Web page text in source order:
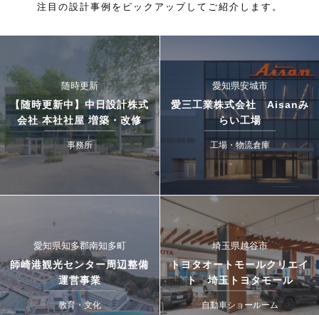
注目の設計事例をピックアップしてご紹介します。
随時更新
【随時更新中】中日設計株式
会社 本社社屋 増築・改修
事務所
愛知県安城市
愛三工業株式会社 Aisanみ
らい工場
工場・物流倉庫
愛知県知多郡南知多町
師崎港観光センター周辺整備
運営事業
教育・文化
埼玉県越谷市
トヨタオートモールクリエイ
ト 埼玉トヨタモール
自動車ショールーム